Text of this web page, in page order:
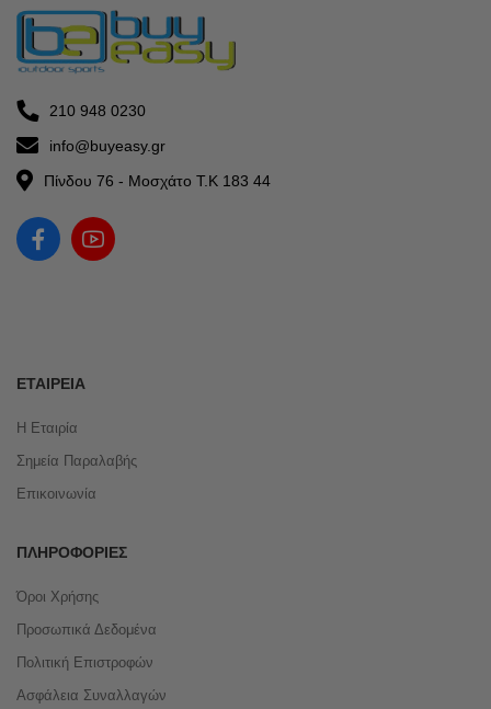
210 948 0230
info@buyeasy.gr
Πίνδου 76 - Μοσχάτο Τ.Κ 183 44
ΕΤΑΙΡΕΊΑ
Η Εταιρία
Σημεία Παραλαβής
Επικοινωνία
ΠΛΗΡΟΦΟΡΊΕΣ
Όροι Χρήσης
Προσωπικά Δεδομένα
Πολιτική Επιστροφών
Ασφάλεια Συναλλαγών